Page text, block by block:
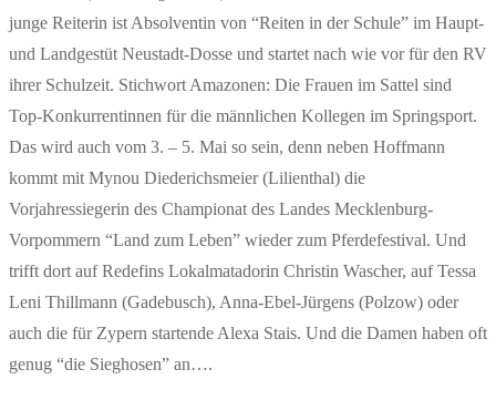
junge Reiterin ist Absolventin von “Reiten in der Schule” im Haupt-
und Landgestüt Neustadt-Dosse und startet nach wie vor für den RV
ihrer Schulzeit. Stichwort Amazonen: Die Frauen im Sattel sind
Top-Konkurrentinnen für die männlichen Kollegen im Springsport.
Das wird auch vom 3. – 5. Mai so sein, denn neben Hoffmann
kommt mit Mynou Diederichsmeier (Lilienthal) die
Vorjahressiegerin des Championat des Landes Mecklenburg-
Vorpommern “Land zum Leben” wieder zum Pferdefestival. Und
trifft dort auf Redefins Lokalmatadorin Christin Wascher, auf Tessa
Leni Thillmann (Gadebusch), Anna-Ebel-Jürgens (Polzow) oder
auch die für Zypern startende Alexa Stais. Und die Damen haben oft
genug “die Sieghosen” an….